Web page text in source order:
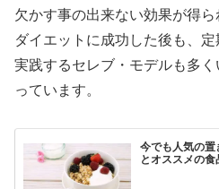
欠かす事の出来ない効果が得ら
ダイエットに成功した後も、
実践するセレブ・モデルも多
っています。
今でも人気の置
とオススメの食